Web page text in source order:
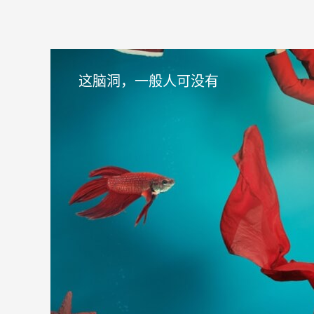
这脑洞，一般人可没有